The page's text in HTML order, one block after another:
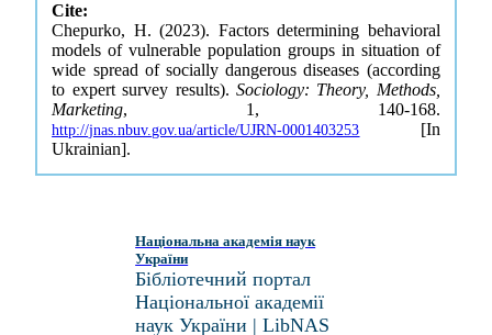
Cite:
Chepurko, H. (2023). Factors determining behavioral
models of vulnerable population groups in situation of
wide spread of socially dangerous diseases (according
to expert survey results). Sociology: Theory, Methods,
Marketing, 1, 140-168.
http://jnas.nbuv.gov.ua/article/UJRN-0001403253 [In
Ukrainian].
Національна академія наук
України
Бібліотечний портал
Національної академії
наук України | LibNAS